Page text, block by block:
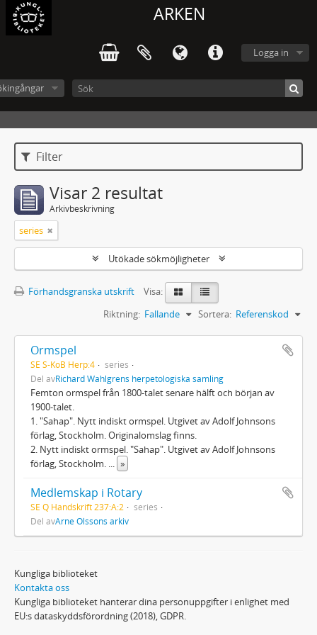
ARKEN
Logga in
Filter
Visar 2 resultat
Arkivbeskrivning
series
Utökade sökmöjligheter
Förhandsgranska utskrift
Visa:
Sortera: Referenskod
Riktning: Fallande
Ormspel
SE S-KoB Herp:4
series
Del avRichard Wahlgrens herpetologiska samling
Femton ormspel från 1800-talet senare hälft och början av
1900-talet.
1. "Sahap". Nytt indiskt ormspel. Utgivet av Adolf Johnsons
förlag, Stockholm. Originalomslag finns.
2. Nytt indiskt ormspel. "Sahap". Utgivet av Adolf Johnsons
förlag, Stockholm.
»
Medlemskap i Rotary
SE Q Handskrift 237:A:2
series
Del avArne Olssons arkiv
Kungliga biblioteket
Kontakta oss
Kungliga biblioteket hanterar dina personuppgifter i enlighet med
EU:s dataskyddsförordning (2018), GDPR.